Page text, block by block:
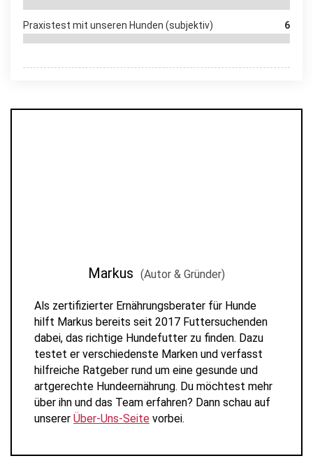
Praxistest mit unseren Hunden (subjektiv) 6
Markus (Autor & Gründer)
Als zertifizierter Ernährungsberater für Hunde
hilft Markus bereits seit 2017 Futtersuchenden
dabei, das richtige Hundefutter zu finden. Dazu
testet er verschiedenste Marken und verfasst
hilfreiche Ratgeber rund um eine gesunde und
artgerechte Hundeernährung. Du möchtest mehr
über ihn und das Team erfahren? Dann schau auf
unserer Über-Uns-Seite vorbei.